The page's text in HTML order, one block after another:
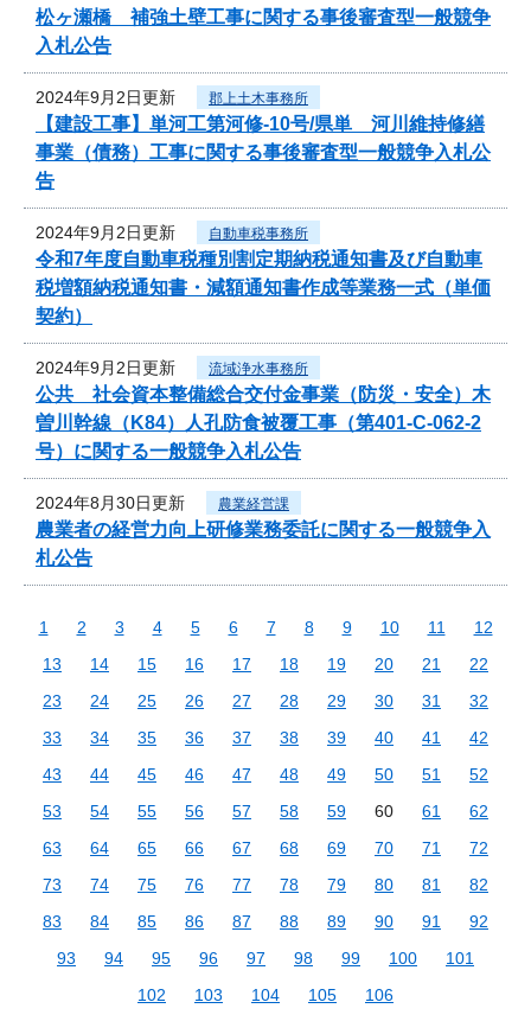
松ヶ瀬橋 補強土壁工事に関する事後審査型一般競争
入札公告
2024年9月2日更新 郡上土木事務所
【建設工事】単河工第河修-10号/県単 河川維持修繕
事業（債務）工事に関する事後審査型一般競争入札公
告
2024年9月2日更新 自動車税事務所
令和7年度自動車税種別割定期納税通知書及び自動車
税増額納税通知書・減額通知書作成等業務一式（単価
契約）
2024年9月2日更新 流域浄水事務所
公共 社会資本整備総合交付金事業（防災・安全）木
曽川幹線（K84）人孔防食被覆工事（第401-C-062-2
号）に関する一般競争入札公告
2024年8月30日更新 農業経営課
農業者の経営力向上研修業務委託に関する一般競争入
札公告
1 2 3 4 5 6 7 8 9 10 11
12
13
14 15 16 17 18 19 20 21
22
23
24 25 26 27 28 29 30 31
32
33
34 35 36 37 38 39 40 41
42
43
44 45 46 47 48 49 50 51
52
53
54 55 56 57 58 59 60 61
62
63
64 65 66 67 68 69 70 71
72
73
74 75 76 77 78 79 80 81
82
83
84 85 86 87 88 89 90 91
92
93
94 95 96 97 98 99 100
101
102
103 104 105 106